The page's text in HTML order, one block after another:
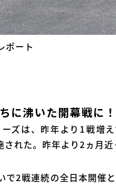
ポート
に沸いた開幕戦に！
ズは、昨年より1戦増
れた。昨年より2ヵ月近
で2戦連続の全日本開催